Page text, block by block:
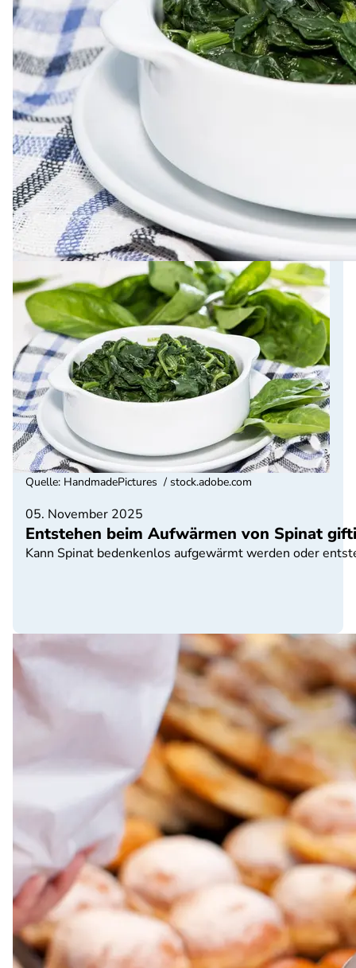
05. November 2025
Entstehen beim Aufwärmen von Spinat
Kann Spinat bedenkenlos aufgewärmt werden oder
Quelle: HandmadePictures / stock.adobe.com